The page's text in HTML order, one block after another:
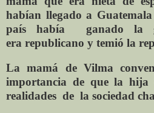
habían llegado a
país había
ganado la
era republicano y temió la
La mamá
de Vilma
importancia de que la hija
realidades de la sociedad